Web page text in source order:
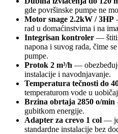
gde površinske pumpe ne
Motor snage 2.2kW / 3HP
rad u domaćinstvima i na
Integrisan kontroler — štiti
napona i suvog rada, čime
pumpe.
Protok 2 m³/h —
instalacije i navodnjavanje.
Temperatura tečnosti do
temperaturom vode u
Brzina obrtaja 2850 o/min
gubitkom energije.
Adapter za crevo 1 col —
standardne instalacije bez